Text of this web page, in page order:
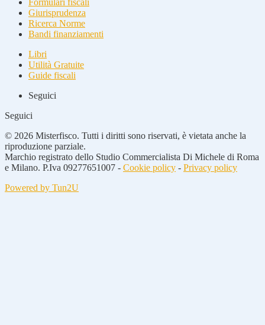
Giurisprudenza
Ricerca Norme
Bandi finanziamenti
Libri
Utilità Gratuite
Guide fiscali
Seguici
Seguici
© 2026 Misterfisco. Tutti i diritti sono riservati, è vietata anche la
riproduzione parziale.
Marchio registrato dello Studio Commercialista Di Michele di Roma
e Milano. P.Iva 09277651007 - Cookie policy - Privacy policy
Powered by Tun2U